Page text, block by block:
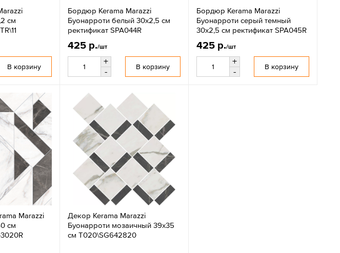
см
В корзину
Бордюр Kerama Marazzi
Буонарроти белый 30х2,5 см
ректификат SPA044R
425 р./шт
+
-
В корзину
Бордюр Kerama Marazzi
Буонарроти серый темный
30х2,5 см ректификат SPA045R
425 р./шт
+
-
В корзину
Marazzi
см
Декор Kerama Marazzi
Буонарроти мозаичный 39х35
см T020\SG642820